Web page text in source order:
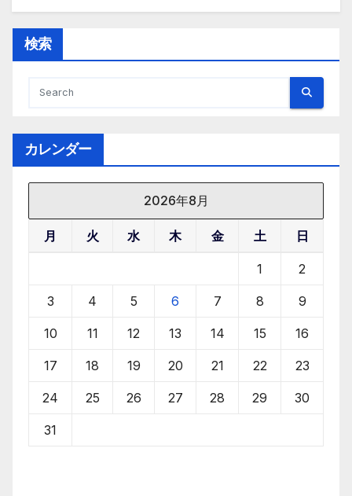
c
b
o
k
st
d
ail
検索
カレンダー
2026年8月
月 火 水 木 金 土 日
1 2
3 4 5 6 7 8 9
10 11 12 13 14 15 16
17 18 19 20 21 22 23
24 25 26 27 28 29 30
31